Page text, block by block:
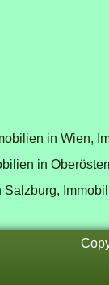
in Wien,
in
Salzburg,